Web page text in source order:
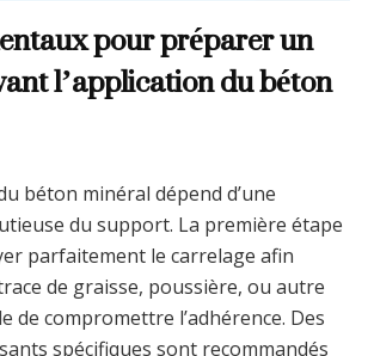
pour préparer un
l’application du béton
béton minéral dépend d’une
du support. La première étape
parfaitement le carrelage afin
de graisse, poussière, ou autre
de compromettre l’adhérence. Des
spécifiques sont recommandés